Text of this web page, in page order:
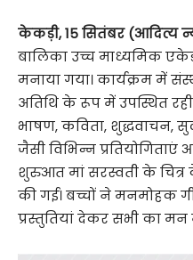
केकड़ी, 15 सितंबर (आदित्य
बालिका उच्च माध्यमिक
मनाया गया। कार्यक्रम में
अतिथि के रूप में उपस्थित
भाषण, कविता, शुद्धवाचन,
जैसी विभिन्न प्रतियोगिताएं
शुरुआत मां सरस्वती के
की गई। बच्चों ने मनमोहक
प्रस्तुतियां देकर सभी का मन